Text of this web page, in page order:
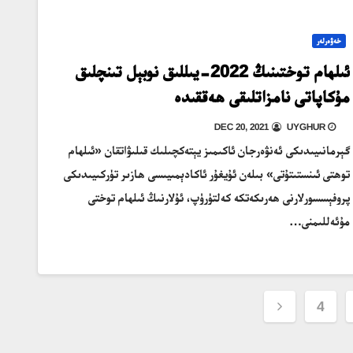
خەۋەرلەر
ئىلھام توختىنىڭ 2022-يىللىق نوبېل تىنچلىق
مۇكاپاتى نامزاتلىقى ھەققىدە
DEC 20, 2021 UYGHUR
گېرمانىيىدىكى ئەنۋەرجان ئاكىمىز يېتەكچىلىك قىلىۋاتقان «ئىلھام
توھتى ئىنستىتۇتى» بىلەن ئۇيغۇر ئاكادېمىيىسى ھازىر تۈركىيىدىكى
پروفېسسورلارنى ھەرىكەتكە كەلتۈرۈپ، ئۇلارنىڭ ئىلھام توختى
مۇئەللىمنى…
4